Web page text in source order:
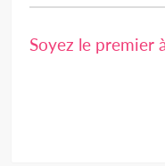
Soyez le premier